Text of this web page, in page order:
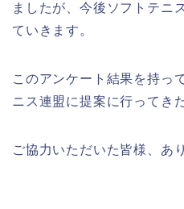
ましたが、今後ソフトテニ
ていきます。
このアンケート結果を持っ
ニス連盟に提案に行ってき
ご協力いただいた皆様、あ